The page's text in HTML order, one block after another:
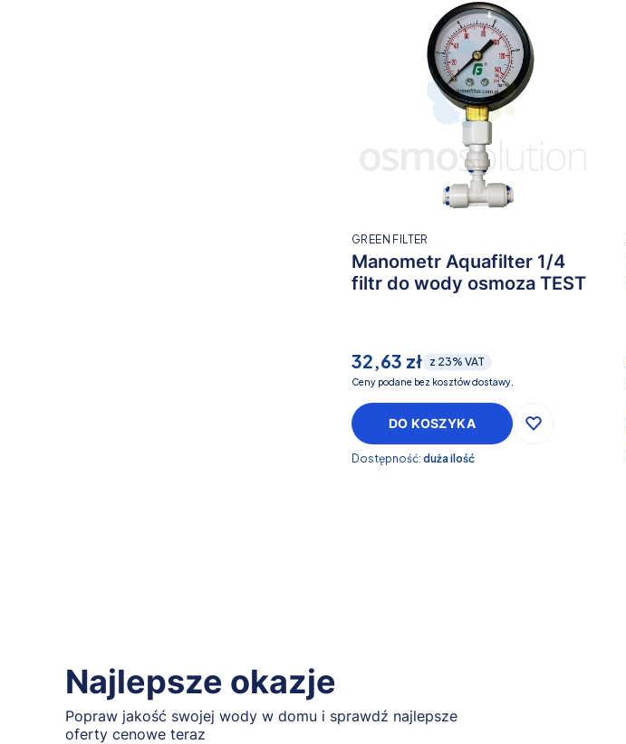
Manometr Aquafilter 1/4
filtr do wody osmoza TEST
GREEN FILTER
32,63 zł z 23% VAT
Ceny podane bez kosztów dostawy.
DO KOSZYKA
Dostępność: duża ilość
Najlepsze okazje
Popraw jakość swojej wody w domu i sprawdź najlepsze
oferty cenowe teraz